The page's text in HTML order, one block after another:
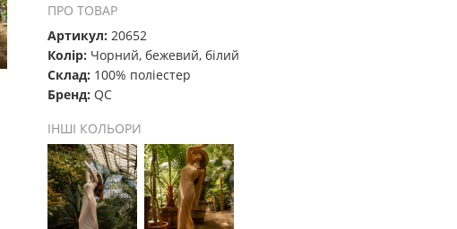
ПРО ТОВАР
Артикул: 20652
Колір: Чорний, бежевий, білий
Склад: 100% поліестер
Бренд: QC
ІНШІ КОЛЬОРИ